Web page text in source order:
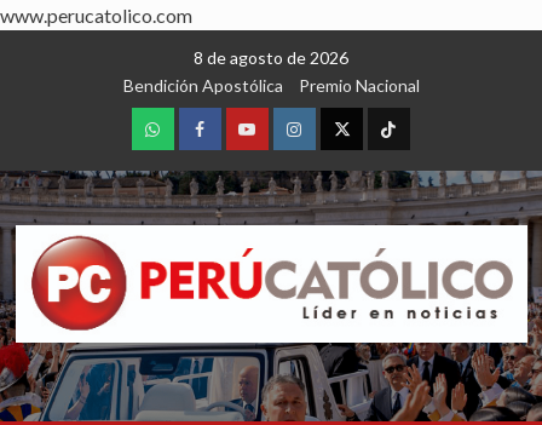
www.perucatolico.com
8 de agosto de 2026
Bendición Apostólica
Premio Nacional
WhatsAppFacebookYoutubeInstagram
X TikTok